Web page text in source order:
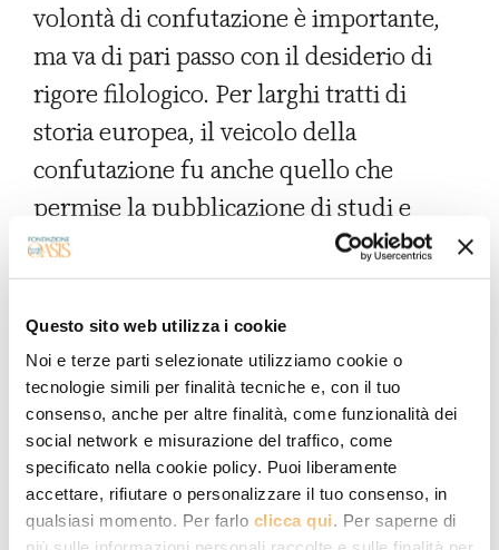
Questo sito web utilizza i cookie
Noi e terze parti selezionate utilizziamo cookie o
tecnologie simili per finalità tecniche e, con il tuo
consenso, anche per altre finalità, come funzionalità dei
social network e misurazione del traffico, come
specificato nella cookie policy. Puoi liberamente
accettare, rifiutare o personalizzare il tuo consenso, in
qualsiasi momento. Per farlo clicca qui. Per saperne di
volontà di confutazione è importante,
ma va di pari passo con il desiderio di
rigore filologico. Per larghi tratti di
storia europea, il veicolo della
confutazione fu anche quello che
permise la pubblicazione di studi e
traduzioni altrimenti malvisti.
Le cose cambiano nel XVI secolo
quando in qualche modo tramonta il
modello di Niccolò Cusano e si assiste
allacontesa fra comunità riformate e
chiesa cattolica. Nella polemica
interconfessionale, l’altro islamico e i